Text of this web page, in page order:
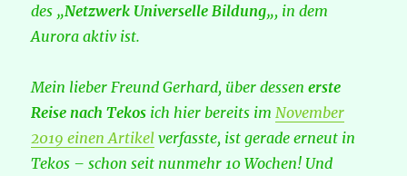
des „Netzwerk Universelle Bildung„, in dem
Aurora aktiv ist.
Mein lieber Freund Gerhard, über dessenerste
Reise nach Tekos ich hier bereits im November
2019 einen Artikel verfasste, ist gerade erneut in
Tekos – schon seit nunmehr 10 Wochen! Und